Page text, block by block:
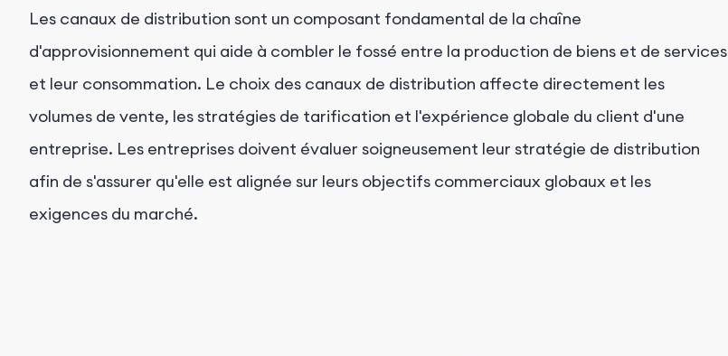
Les canaux de distribution sont un composant fondamental de la chaîne
d'approvisionnement qui aide à combler le fossé entre la production de biens et de services
et leur consommation. Le choix des canaux de distribution affecte directement les
volumes de vente, les stratégies de tarification et l'expérience globale du client d'une
entreprise. Les entreprises doivent évaluer soigneusement leur stratégie de distribution
afin de s'assurer qu'elle est alignée sur leurs objectifs commerciaux globaux et les
exigences du marché.